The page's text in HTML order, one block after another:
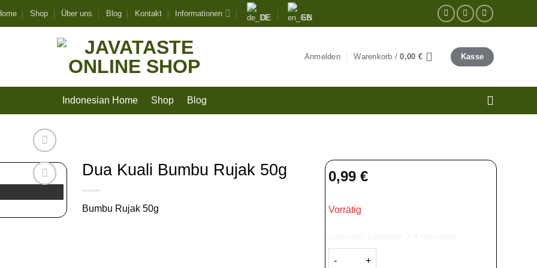
Shop Über uns Blog Kontakt Informationen DE EN
Anmelden Warenkorb /0,00 € Kasse
Indonesian Home Shop Blog
hinzufügen
Dua Kuali Bumbu Rujak 50g
Bumbu Rujak 50g
0,99 €
Vorrätig